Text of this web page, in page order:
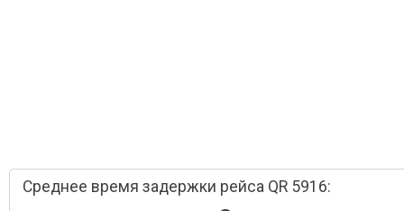
Среднее время задержки рейса QR 5916: